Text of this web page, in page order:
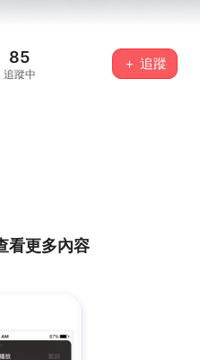
85
追蹤中
＋ 追蹤
看更多內容